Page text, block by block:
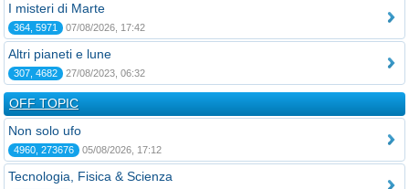
I misteri di Marte
364, 5971 07/08/2026, 17:42
Altri pianeti e lune
307, 4682 27/08/2023, 06:32
OFF TOPIC
Non solo ufo
4960, 273676 05/08/2026, 17:12
Tecnologia, Fisica & Scienza